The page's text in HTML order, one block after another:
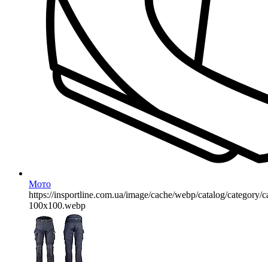
Мото
https://insportline.com.ua/image/cache/webp/catalog/category/
100x100.webp